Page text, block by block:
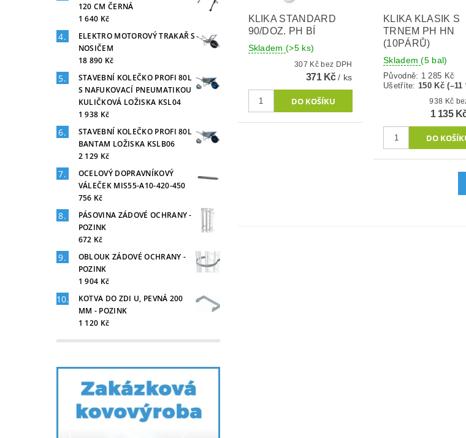
120 CM ČERNÁ
1 640 Kč
ELEKTRO MOTOROVÝ TRAKAŘ S
NOSIČEM
18 890 Kč
STAVEBNÍ KOLEČKO PROFI 80L
S NAFUKOVACÍ PNEUMATIKOU
KULIČKOVÁ LOŽISKA KSL04
1 938 Kč
STAVEBNÍ KOLEČKO PROFI 80L
BANTAM LOŽISKA KSLB06
2 129 Kč
OCELOVÝ DOPRAVNÍKOVÝ
VÁLEČEK MIS55-A10-420-450
756 Kč
PÁSOVINA ZÁDOVÉ OCHRANY -
POZINK
672 Kč
OBLOUK ZÁDOVÉ OCHRANY -
POZINK
1 904 Kč
KOTVA DO ZDI U, PEVNÁ 200
MM - POZINK
1 120 Kč
KLIKA STANDARD
90/DOZ. PH BÍ
Skladem(>5 ks)
307 Kč bez DPH
371 Kč/ ks
KLIKA KLASIK S
TRNEM PH HN
(10PÁRŮ)
Skladem(5 bal)
Původně: 1 285 Kč
Ušetříte: 150 Kč (–11
938
1 135